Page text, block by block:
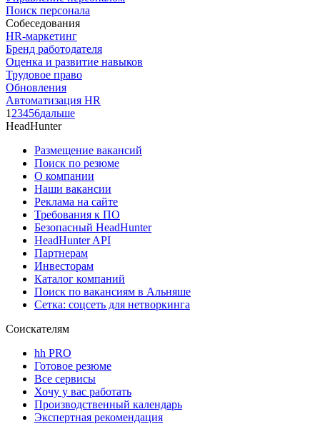
Поиск персонала
Собеседования
HR-маркетинг
Бренд работодателя
Оценка и развитие навыков
Трудовое право
Обновления
Автоматизация HR
1 23456дальше
HeadHunter
Размещение вакансий
Поиск по резюме
О компании
Наши вакансии
Реклама на сайте
Требования к ПО
Безопасный HeadHunter
HeadHunter API
Партнерам
Инвесторам
Каталог компаний
Поиск по вакансиям в Альняше
Сетка: соцсеть для нетворкинга
Соискателям
hh PRO
Готовое резюме
Все сервисы
Хочу у вас работать
Производственный календарь
Экспертная рекомендация